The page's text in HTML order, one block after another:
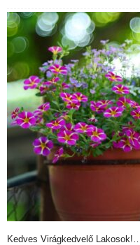
Kedves Virágkedvelő Lakosok!…